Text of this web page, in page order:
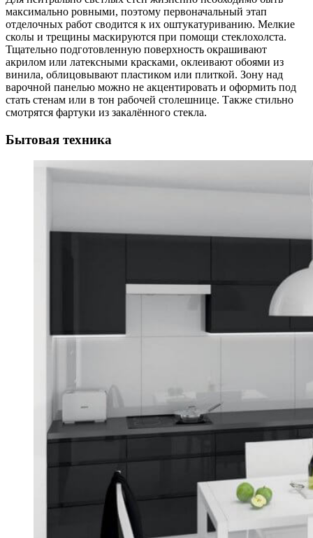
максимально ровными, поэтому первоначальный этап
отделочных работ сводится к их оштукатуриванию. Мелкие
сколы и трещины маскируются при помощи стеклохолста.
Тщательно подготовленную поверхность окрашивают
акрилом или латексными красками, оклеивают обоями из
винила, облицовывают пластиком или плиткой. Зону над
варочной панелью можно не акцентировать и оформить под
стать стенам или в тон рабочей столешнице. Также стильно
смотрятся фартуки из закалённого стекла.
Бытовая техника